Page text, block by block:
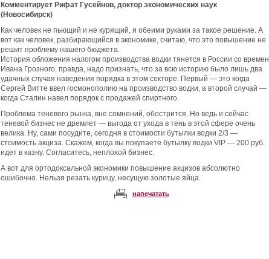
Комментирует Рифат Гусейнов, доктор экономических наук
(Новосибирск)
Как человек не пьющий и не курящий, я обеими руками за такое решение. А
вот как человек, разбирающийся в экономике, считаю, что это повышение не
решит проблему нашего бюджета.
История обложения налогом производства водки тянется в России со времен
Ивана Грозного, правда, надо признать, что за всю историю было лишь два
удачных случая наведения порядка в этом секторе. Первый — это когда
Сергей Витте ввел госмонополию на производство водки, а второй случай —
когда Сталин навел порядок с продажей спиртного.
Проблема теневого рынка, вне сомнений, обострится. Но ведь и сейчас
теневой бизнес не дремлет — выгода от ухода в тень в этой сфере очень
велика. Ну, сами посудите, сегодня в стоимости бутылки водки 2/3 —
стоимость акциза. Скажем, когда вы покупаете бутылку водки VIP — 200 руб.
идет в казну. Согласитесь, неплохой бизнес.
А вот для ортодоксальной экономики повышение акцизов абсолютно
ошибочно. Нельзя резать курицу, несущую золотые яйца.
напечатать